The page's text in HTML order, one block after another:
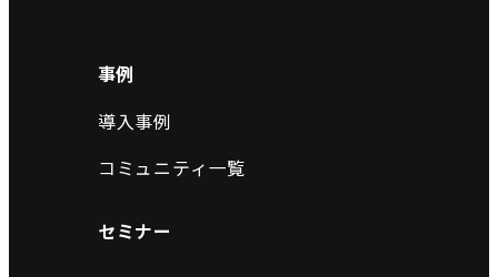
事例
導入事例
コミュニティ一覧
セミナー